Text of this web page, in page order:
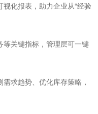
化报表，助力企业从“经验
关键指标，管理层可一键
求趋势、优化库存策略，